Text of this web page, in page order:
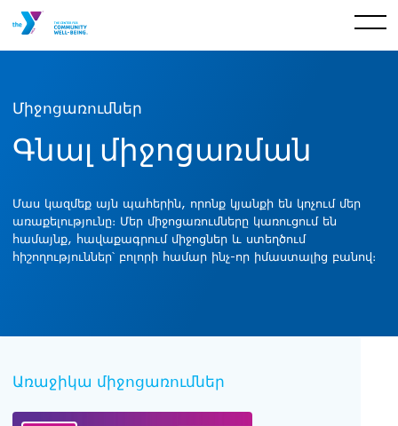
Միջոցառումներ
Գնալ միջոցառման
Մաս կազմեք այն պահերին, որոնք կյանքի են կոչում մեր
առաքելությունը։ Մեր միջոցառումները կառուցում են
համայնք, հավաքագրում միջոցներ և ստեղծում
հիշողություններ՝ բոլորի համար ինչ-որ իմաստալից բանով։
Առաջիկա միջոցառումներ